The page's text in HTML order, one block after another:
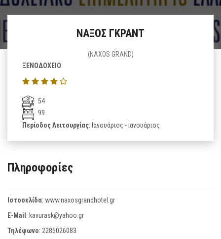
ΝΑΞΟΣ ΓΚΡΑΝΤ
(NAXOS GRAND)
ΞΕΝΟΔΟΧΕΙΟ
54
99
Περίοδος Λειτουργίας: Ιανουάριος - Ιανουάριος
Πληροφορίες
Ιστοσελίδα: www.naxosgrandhotel.gr
E-Mail: kavurask@yahoo.gr
Τηλέφωνο: 2285026083